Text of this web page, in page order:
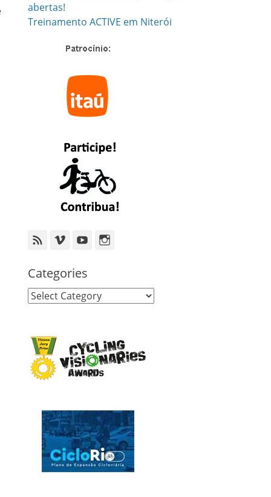
abertas!
Treinamento ACTIVE em Niterói
Feed VimeoYouTube
Categories
Categories